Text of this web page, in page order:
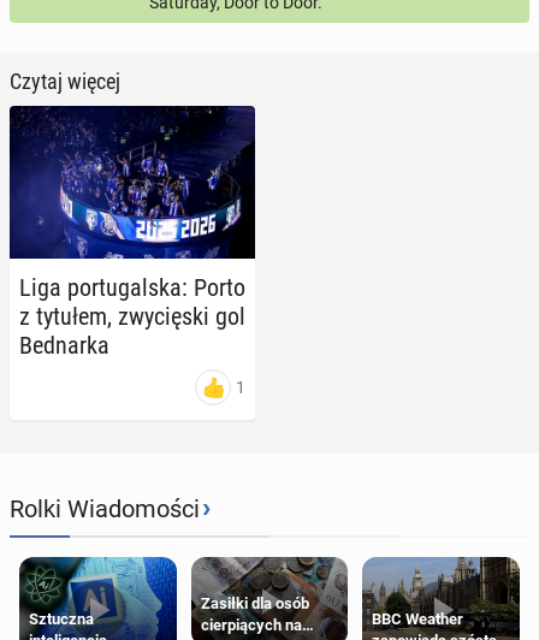
Czytaj więcej
Liga por­tu­gal­ska: Porto
z tytułem, zwy­cię­ski gol
Bed­nar­ka
1
Rolki Wiadomości›
Sztuczna
Zasiłki dla osób
cierpiących na
BBC Weather